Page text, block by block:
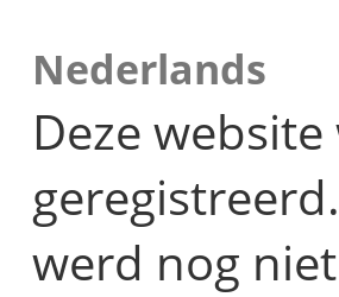
Nederlands
Deze
werd nog